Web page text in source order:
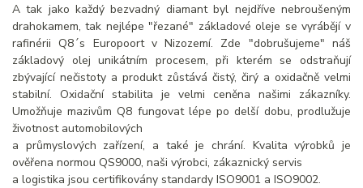
A tak jako každý bezvadný diamant byl nejdříve nebroušeným
drahokamem, tak nejlépe "řezané" základové oleje se vyrábějí v
rafinérii Q8´s Europoort v Nizozemí. Zde "dobrušujeme" náš
základový olej unikátním procesem, při kterém se odstraňují
zbývající nečistoty a produkt zůstává čistý, čirý a oxidačně velmi
stabilní. Oxidační stabilita je velmi ceněna našimi zákazníky.
Umožňuje mazivům Q8 fungovat lépe po delší dobu, prodlužuje
životnost automobilových
a průmyslových zařízení, a také je chrání. Kvalita výrobků je
ověřena normou QS9000, naši výrobci, zákaznický servis
a logistika jsou certifikovány standardy ISO9001 a ISO9002.